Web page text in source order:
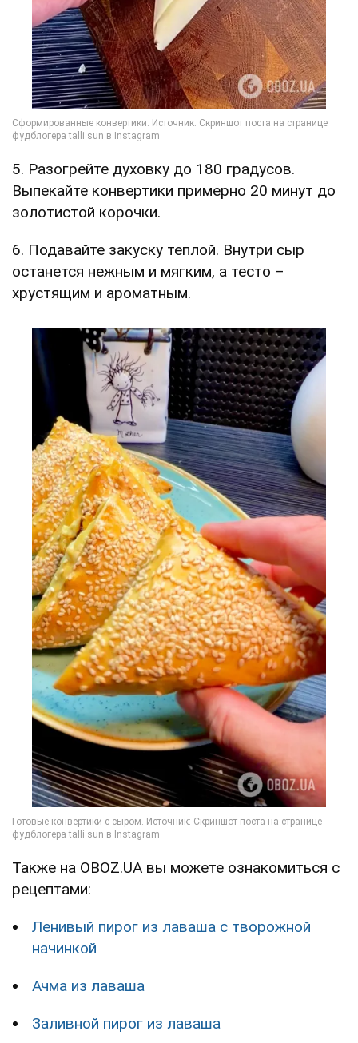
5. Разогрейте духовку до 180 градусов.
Выпекайте конвертики примерно 20 минут до
золотистой корочки.
6. Подавайте закуску теплой. Внутри сыр
останется нежным и мягким, а тесто –
хрустящим и ароматным.
Также на OBOZ.UA вы можете ознакомиться с
рецептами:
Ленивый пирог из лаваша с творожной
начинкой
Ачма из лаваша
Заливной пирог из лаваша